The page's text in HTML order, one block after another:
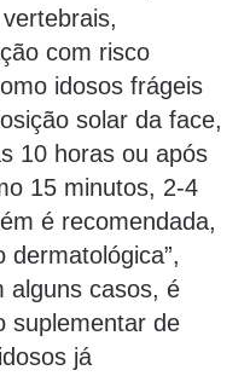
com risco
idosos frágeis
solar da face,
10 horas ou após
15 minutos, 2-4
é recomendada,
dermatológica”,
alguns casos, é
suplementar de
já